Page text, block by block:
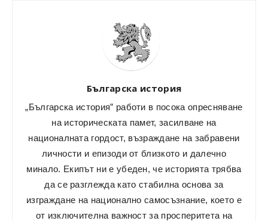
Българска история
„Българска история” работи в посока опресняване
на историческата памет, засилване на
националната гордост, възраждане на забравени
личности и епизоди от близкото и далечно
минало. Екипът ни е убеден, че историята трябва
да се разглежда като стабилна основа за
изграждане на национално самосъзнание, което е
от изключителна важност за просперитета на